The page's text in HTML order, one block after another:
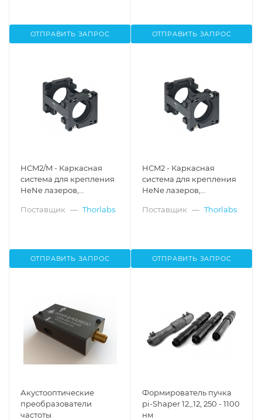
ОТПРАВИТЬ ЗАПРОС ОТПРАВИТЬ ЗАПРОС
HCM2/M - Каркасная
система для крепления
HeNe лазеров,
корректировки
метрической системы,
Thorlabs
Поставщик — Thorlabs
ОТПРАВИТЬ ЗАПРОС
HCM2 - Каркасная
система для крепления
HeNe лазеров,
корректировки
метрической системы,
Thorlabs
Поставщик — Thorlabs
ОТПРАВИТЬ ЗАПРОС
Акустооптические
преобразователи
частоты
Формирователь пучка
pi-Shaper 12_12, 250 - 1100
нм